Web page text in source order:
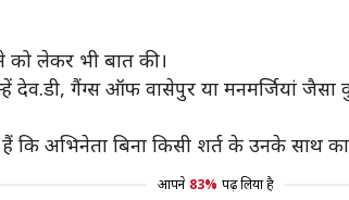
को लेकर भी बात की।
देव.डी, गैंग्स ऑफ वासेपुर या मनमर्जियां
कि अभिनेता बिना किसी शर्त के उनके साथ
आपने 83% पढ़ लिया है